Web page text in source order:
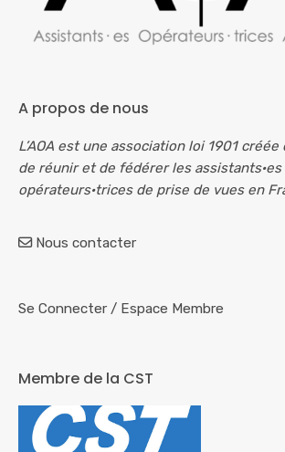
A propos de nous
L’AOA est une association loi 1901 créée
de réunir et de fédérer les assistants·es
opérateurs·trices de prise de vues en
Nous contacter
Se Connecter / Espace Membre
Membre de la CST